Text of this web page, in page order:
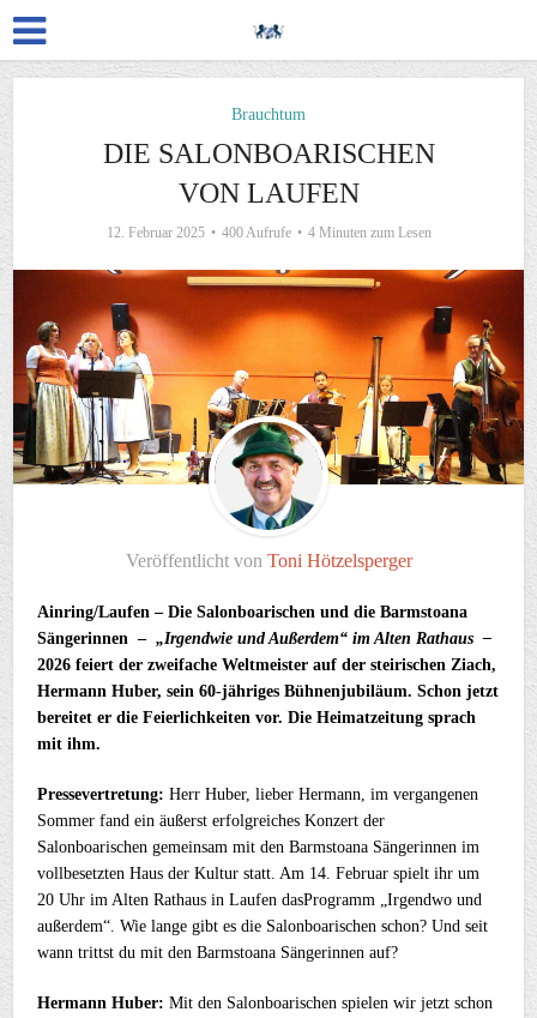
Brauchtum
DIE SALONBOARISCHEN
VON LAUFEN
12. Februar 2025 400 Aufrufe 4 Minuten zum Lesen
Veröffentlicht von Toni Hötzelsperger
Ainring/Laufen – Die Salonboarischen und die Barmstoana
Sängerinnen –„Irgendwie und Außerdem“ im Alten Rathaus –
2026 feiert der zweifache Weltmeister auf der steirischen Ziach,
Hermann Huber, sein 60-jähriges Bühnenjubiläum. Schon jetzt
bereitet er die Feierlichkeiten vor. Die Heimatzeitung sprach
mit ihm.
Pressevertretung:Herr Huber, lieber Hermann, im vergangenen
Sommer fand ein äußerst erfolgreiches Konzert der
Salonboarischen gemeinsam mit den Barmstoana Sängerinnen im
vollbesetzten Haus der Kultur statt. Am 14. Februar spielt ihr um
20 Uhr im Alten Rathaus in Laufen dasProgramm „Irgendwo und
außerdem“. Wie lange gibt es die Salonboarischen schon? Und seit
wann trittst du mit den Barmstoana Sängerinnen auf?
Hermann Huber: Mit den Salonboarischen spielen wir jetzt schon